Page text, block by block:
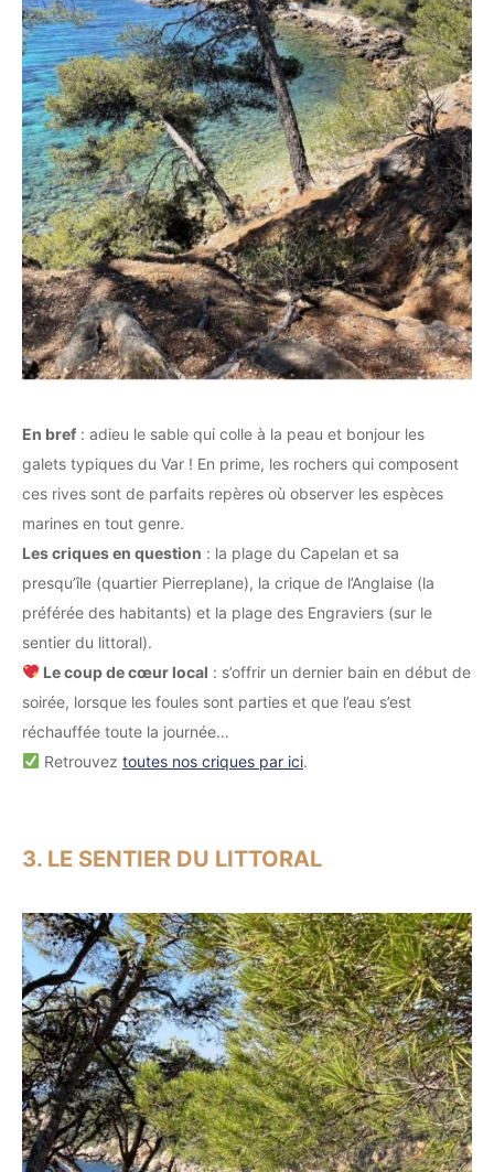
En bref : adieu le sable qui colle à la peau et bonjour les
galets typiques du Var ! En prime, les rochers qui composent
ces rives sont de parfaits repères où observer les espèces
marines en tout genre.
Les criques en question : la plage du Capelan et sa
presqu’île (quartier Pierreplane), la crique de l’Anglaise (la
préférée des habitants) et la plage des Engraviers (sur le
sentier du littoral).
Le coup de cœur local : s’offrir un dernier bain en début de
soirée, lorsque les foules sont parties et que l’eau s’est
réchauffée toute la journée…
Retrouvez toutes nos criques par ici.
3. LE SENTIER DU LITTORAL